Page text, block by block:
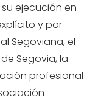
ejecución en
y por
Segoviana, el
Segovia, la
profesional